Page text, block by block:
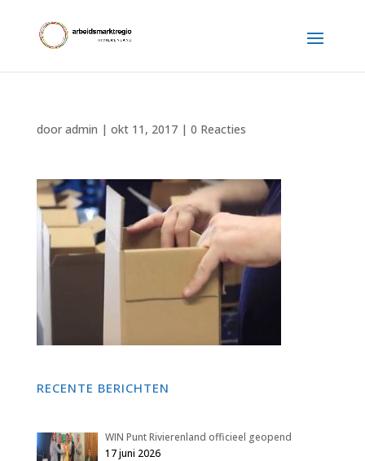
door admin | okt 11, 2017| 0 Reacties
RECENTE BERICHTEN
WIN Punt Rivierenland officieel geopend
17 juni 2026